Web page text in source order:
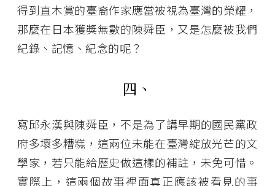
得到直木賞的臺裔作家應當被視為臺灣的榮耀，
那麼在日本獲獎無數的陳舜臣，又是怎麼被我們
紀錄、記憶、紀念的呢？
四、
寫邱永漢與陳舜臣，不是為了講早期的國民黨政
府多壞多糟糕，這兩位未能在臺灣綻放光芒的文
學家，若只能給歷史做這樣的補註，未免可惜。
實際上，這兩個故事裡面真正應該被看見的事